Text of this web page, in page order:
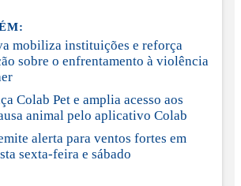
mobiliza instituições e reforça
sobre o enfrentamento à violência
Colab Pet e amplia acesso aos
animal pelo aplicativo Colab
alerta para ventos fortes em
sexta-feira e sábado